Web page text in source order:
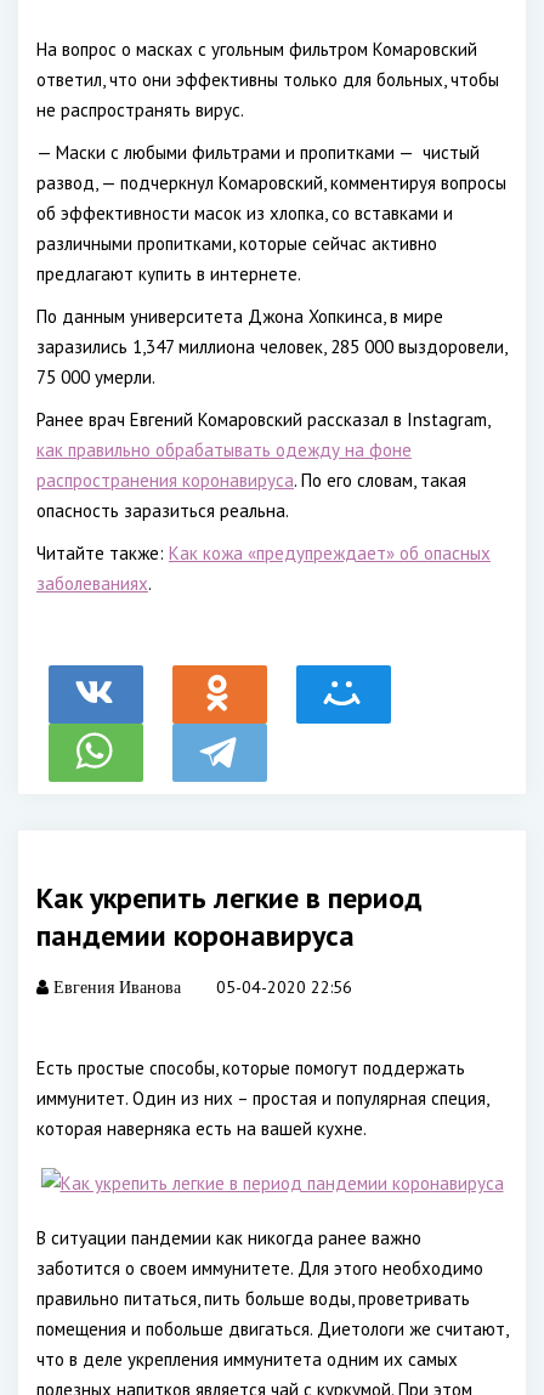
На вопрос о масках с угольным фильтром Комаровский
ответил, что они эффективны только для больных, чтобы
не распространять вирус.
— Маски с любыми фильтрами и пропитками — чистый
развод, — подчеркнул Комаровский, комментируя вопросы
об эффективности масок из хлопка, со вставками и
различными пропитками, которые сейчас активно
предлагают купить в интернете.
По данным университета Джона Хопкинса, в мире
заразились 1,347 миллиона человек, 285 000 выздоровели,
75 000 умерли.
Ранее врач Евгений Комаровский рассказал в Instagram,
как правильно обрабатывать одежду на фоне
распространения коронавируса. По его словам, такая
опасность заразиться реальна.
Читайте также: Как кожа «предупреждает» об опасных
заболеваниях.
Как укрепить легкие в период
пандемии коронавируса
Евгения Иванова 05-04-2020 22:56
Есть простые способы, которые помогут поддержать
иммунитет. Один из них – простая и популярная специя,
которая наверняка есть на вашей кухне.
В ситуации пандемии как никогда ранее важно
заботится о своем иммунитете. Для этого необходимо
правильно питаться, пить больше воды, проветривать
помещения и побольше двигаться. Диетологи же считают,
что в деле укрепления иммунитета одним их самых
полезных напитков является чай с куркумой. При этом